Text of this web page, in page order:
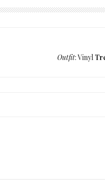
Outfit: Vinyl
neues zulegen – mit der zeit